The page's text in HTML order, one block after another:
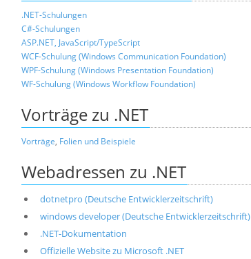
.NET-Schulungen
C#-Schulungen
ASP.NET, JavaScript/TypeScript
WCF-Schulung (Windows Communication Foundation)
WPF-Schulung (Windows Presentation Foundation)
WF-Schulung (Windows Workflow Foundation)
Vorträge zu .NET
Vorträge, Folien und Beispiele
Webadressen zu .NET
dotnetpro (Deutsche Entwicklerzeitschrift)
windows developer (Deutsche Entwicklerzeitschrift)
.NET-Dokumentation
Offizielle Website zu Microsoft .NET